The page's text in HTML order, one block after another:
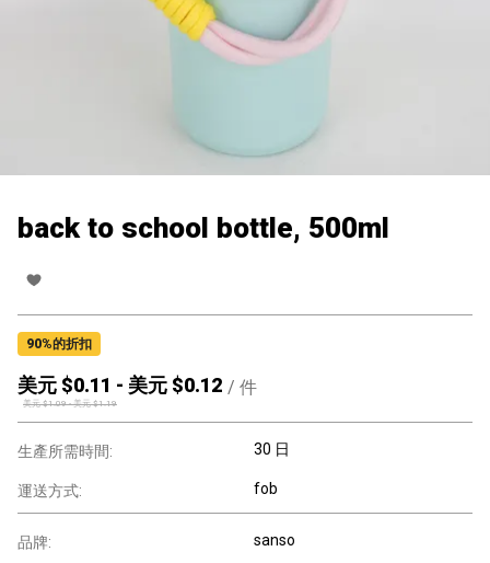
back to school bottle, 500ml
90%的折扣
美元 $0.11 - 美元 $0.12 / 件
美元 $1.09-美元 $1.19
生產所需時間: 30 日
運送方式: fob
品牌: sanso